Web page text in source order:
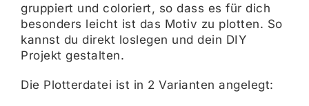
gruppiert und coloriert, so dass es für dich
besonders leicht ist das Motiv zu plotten. So
kannst du direkt loslegen und dein DIY
Projekt gestalten.
Die Plotterdatei ist in 2 Varianten angelegt: